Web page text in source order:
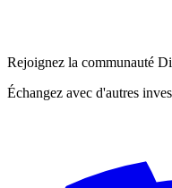
Rejoignez la communauté
Échangez avec d'autres